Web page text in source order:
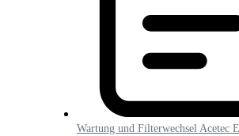
Wartung und Filterwechsel Acetec